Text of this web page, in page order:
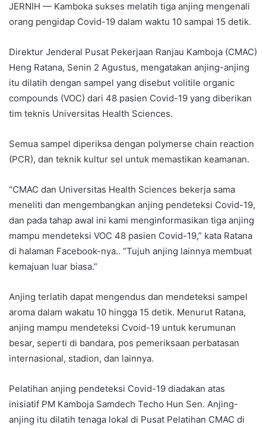
JERNIH — Kamboka sukses melatih tiga anjing mengenali
orang pengidap Covid-19 dalam waktu 10 sampai 15 detik.
Direktur Jenderal Pusat Pekerjaan Ranjau Kamboja (CMAC)
Heng Ratana, Senin 2 Agustus, mengatakan anjing-anjing
itu dilatih dengan sampel yang disebut volitile organic
compounds (VOC) dari 48 pasien Covid-19 yang diberikan
tim teknis Universitas Health Sciences.
Semua sampel diperiksa dengan polymerse chain reaction
(PCR), dan teknik kultur sel untuk memastikan keamanan.
“CMAC dan Universitas Health Sciences bekerja sama
meneliti dan mengembangkan anjing pendeteksi Covid-19,
dan pada tahap awal ini kami menginformasikan tiga anjing
mampu mendeteksi VOC 48 pasien Covid-19,” kata Ratana
di halaman Facebook-nya.. “Tujuh anjing lainnya membuat
kemajuan luar biasa.”
Anjing terlatih dapat mengendus dan mendeteksi sampel
aroma dalam wakatu 10 hingga 15 detik. Menurut Ratana,
anjing mampu mendeteksi Cvoid-19 untuk kerumunan
besar, seperti di bandara, pos pemeriksaan perbatasan
internasional, stadion, dan lainnya.
Pelatihan anjing pendeteksi Covid-19 diadakan atas
inisiatif PM Kamboja Samdech Techo Hun Sen. Anjing-
anjing itu dilatih tenaga lokal di Pusat Pelatihan CMAC di